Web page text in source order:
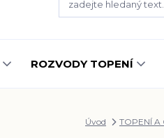
ROZVODY TOPENÍ
Úvod TOPENÍ A